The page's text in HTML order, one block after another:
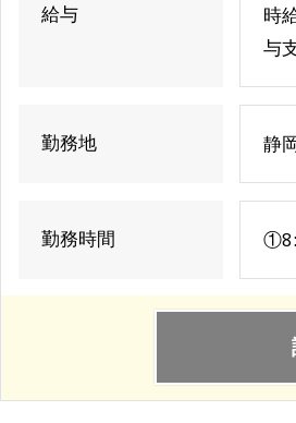
給与
時
与
勤務地 静
勤務時間